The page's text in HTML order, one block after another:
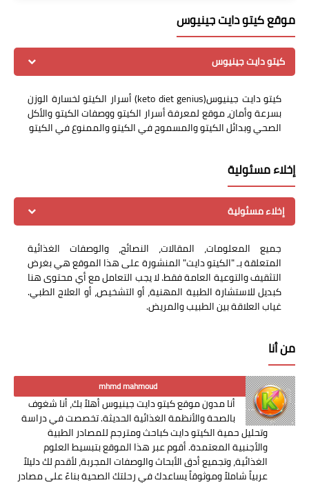
موقع كيتو دايت جينيوس
كيتو دايت جينيوس
كيتو دايت جينيوس(keto diet genius) أسرار الكيتو لخسارة الوزن
بسرعة وأمان، موقع لمعرفة أسرار الكيتو ووصفات الكيتو والأكل
الصحي وبدائل الكيتو والمسموح في الكيتو والممنوع في الكيتو
إخلاء مسئولية
إخلاء مسئولية
جميع المعلومات، المقالات، النصائح، والوصفات الغذائية
المتعلقة بـ "الكيتو دايت" المنشورة على هذا الموقع هي بغرض
التثقيف والتوعية العامة فقط. لا يجب التعامل مع أي محتوى هنا
كبديل للاستشارة الطبية المهنية، أو التشخيص، أو العلاج الطبي.
غياب العلاقة بين الطبيب والمريض.
من أنا
mhmd mahmoud
أنا مدون موقع كيتو دايت جينيوس أهلاً بك، أنا شغوف
بالصحة والأنظمة الغذائية الحديثة. تخصصت في دراسة
وتحليل حمية الكيتو دايت كباحث ومترجم للمصادر الطبية
والأجنبية المعتمدة. أقوم عبر هذا الموقع بتبسيط العلوم
الغذائية، وتجميع أدق الأبحاث والوصفات المجربة، لأقدم لك دليلاً
عربياً شاملاً وموثوقاً يساعدك في رحلتك الصحية بناءً على مصادر